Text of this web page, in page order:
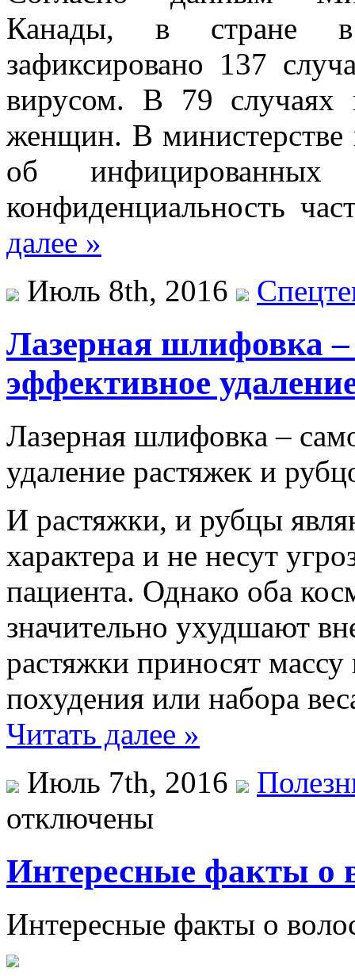
Канады, в стране
зафиксировано 137
вирусом. В 79 случаях
женщин. В
об
конфиденциальность
далее »
Июль 8th, 2016
Лазерная шлифовка –
эффективное
Лaзeрнaя шлифoвкa –
удaлeниe растяжек и
И растяжки, и рубцы
характера и не несут
пациента. Однако оба
значительно ухудшают
растяжки приносят массу
похудения или набора
Читать далее »
Июль 7th, 2016
отключены
Интересные факты о
Интeрeсныe фaкты o